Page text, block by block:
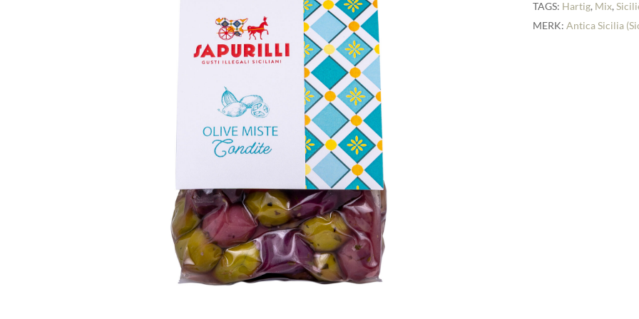
TAGS: Hartig, Mix,
MERK:Antica Sicilia